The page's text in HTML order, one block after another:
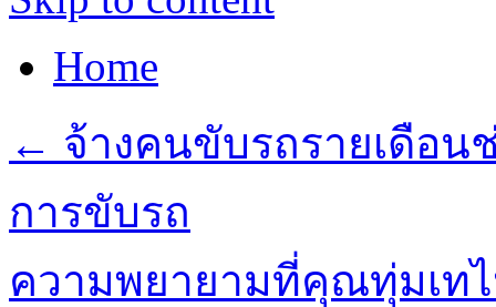
Home
← จ้างคนขับรถรายเดือ
การขับรถ
ความพยายามที่คุณทุ่มเทไ